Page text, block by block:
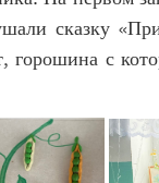
сказку
горошина с